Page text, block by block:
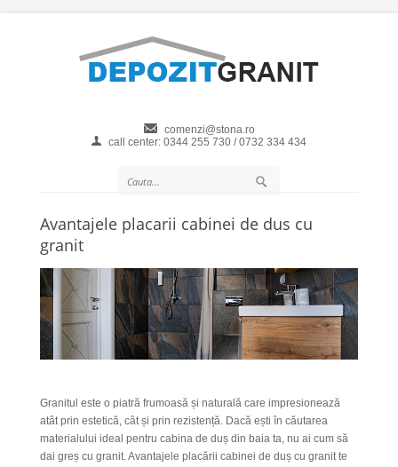
comenzi@stona.ro
call center: 0344 255 730 / 0732 334 434
Avantajele placarii cabinei de dus cu
granit
Granitul este o piatră frumoasă și naturală care impresionează
atât prin estetică, cât și prin rezistență. Dacă ești în căutarea
materialului ideal pentru cabina de duș din baia ta, nu ai cum să
dai greș cu granit. Avantajele placării cabinei de duș cu granit te